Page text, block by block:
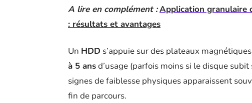
A lire en complément :Application granulaire
: résultats et avantages
Un HDD s’appuie sur des plateaux
à 5 ansd’usage (parfois moins si le disque
signes de faiblesse physiques apparaissent
fin de parcours.